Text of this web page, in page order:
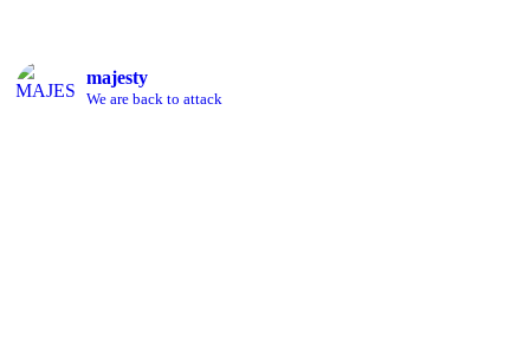
majesty
We are back to attack